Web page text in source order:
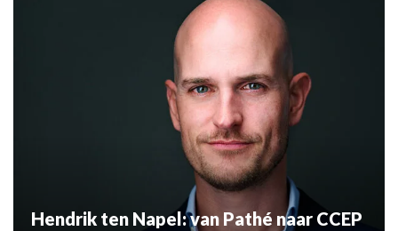
Hendrik ten Napel: van Pathé naar CCEP